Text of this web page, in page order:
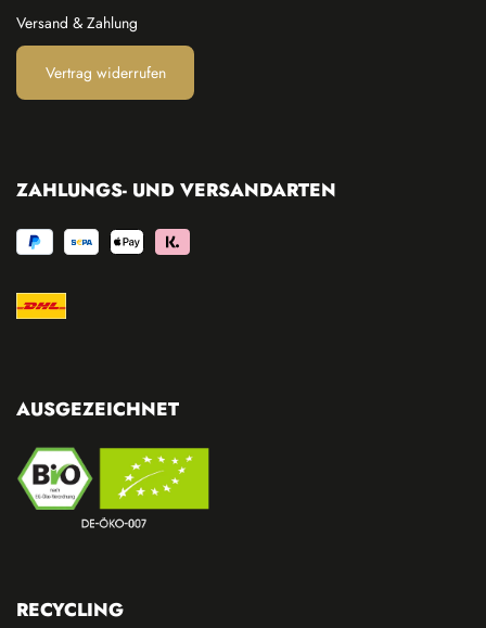
Versand & Zahlung
Vertrag widerrufen
ZAHLUNGS- UND VERSANDARTEN
AUSGEZEICHNET
RECYCLING